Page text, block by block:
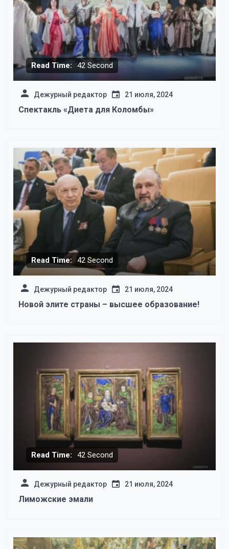
Read Time: 42 Second
Дежурный редактор 21 июля, 2024
Спектакль «Диета для Коломбы»
Read Time: 42 Second
Дежурный редактор 21 июля, 2024
Новой элите страны – высшее образование!
Read Time: 42 Second
Дежурный редактор 21 июля, 2024
Лиможские эмали